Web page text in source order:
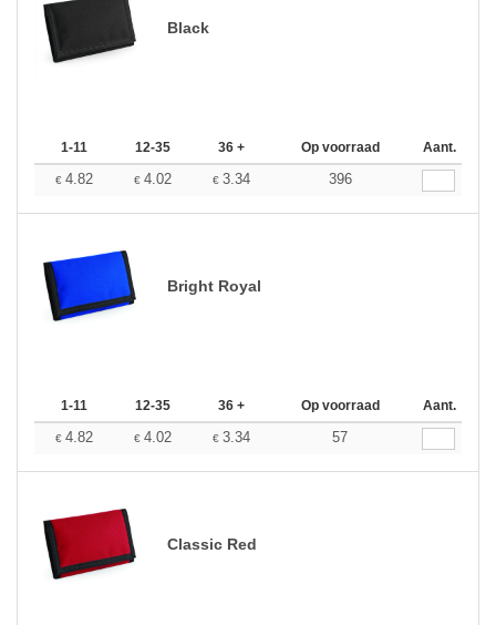
Black
1-11 12-35 36 + Op voorraad Aant.
€ 4.82 € 4.02 € 3.34 396
Bright Royal
1-11 12-35 36 + Op voorraad Aant.
€ 4.82 € 4.02 € 3.34 57
Classic Red